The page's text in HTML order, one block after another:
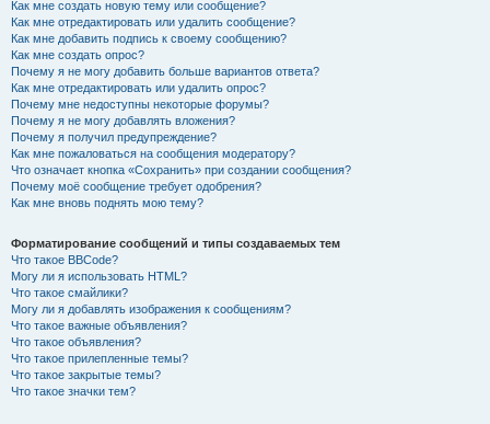
Как мне создать новую тему или сообщение?
Как мне отредактировать или удалить сообщение?
Как мне добавить подпись к своему сообщению?
Как мне создать опрос?
Почему я не могу добавить больше вариантов ответа?
Как мне отредактировать или удалить опрос?
Почему мне недоступны некоторые форумы?
Почему я не могу добавлять вложения?
Почему я получил предупреждение?
Как мне пожаловаться на сообщения модератору?
Что означает кнопка «Сохранить» при создании сообщения?
Почему моё сообщение требует одобрения?
Как мне вновь поднять мою тему?
Форматирование сообщений и типы создаваемых тем
Что такое BBCode?
Могу ли я использовать HTML?
Что такое смайлики?
Могу ли я добавлять изображения к сообщениям?
Что такое важные объявления?
Что такое объявления?
Что такое прилепленные темы?
Что такое закрытые темы?
Что такое значки тем?